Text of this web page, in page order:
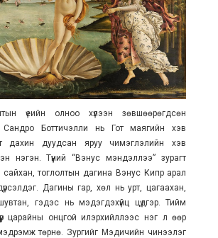
үеийн олноо хүлээн зөвшөөрөгдсөн
Боттичэлли нь Гот маягийн хэв
дахин дуудсан яруу чимэглэлийн хэв
нэгэн. Түүний “Вэнус мэндэллээ” зурагт
тоглолтын дагина Вэнус Кипр арал
Дагины гар, хөл нь урт, цагаахан,
гэдэс нь мэдэгдэхүйц цүдгэр. Тийм
царайны онцгой илэрхийллээс нэг л өөр
төрнө. Зургийг Мэдичийн чинээлэг